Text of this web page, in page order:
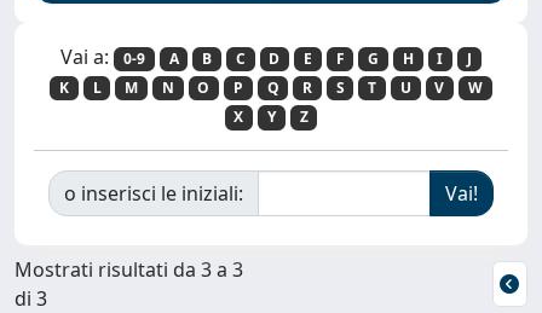
Vai a: 0-9 A B C D E F G H I
J
K
L M N O P Q R S T U V
W
X
Y Z
o inserisci le iniziali:
Mostrati risultati da 3 a 3
di 3